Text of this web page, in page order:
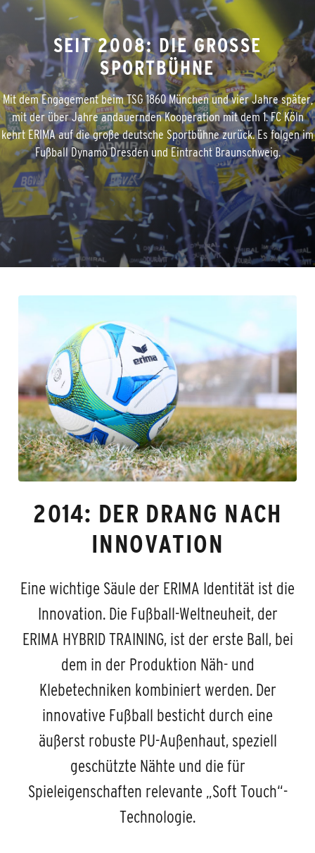
SEIT 2008: DIE GROSSE
SPORTBÜHNE
Mit dem Engagement beim TSG 1860 München und vier Jahre später,
mit der über Jahre andauernden Kooperation mit dem 1. FC Köln
kehrt ERIMA auf die große deutsche Sportbühne zurück. Es folgen im
Fußball Dynamo Dresden und Eintracht Braunschweig.
2014: DER DRANG NACH
INNOVATION
Eine wichtige Säule der ERIMA Identität ist die
Innovation. Die Fußball-Weltneuheit, der
ERIMA HYBRID TRAINING, ist der erste Ball, bei
dem in der Produktion Näh- und
Klebetechniken kombiniert werden. Der
innovative Fußball besticht durch eine
äußerst robuste PU-Außenhaut, speziell
geschützte Nähte und die für
Spieleigenschaften relevante „Soft Touch“-
Technologie.